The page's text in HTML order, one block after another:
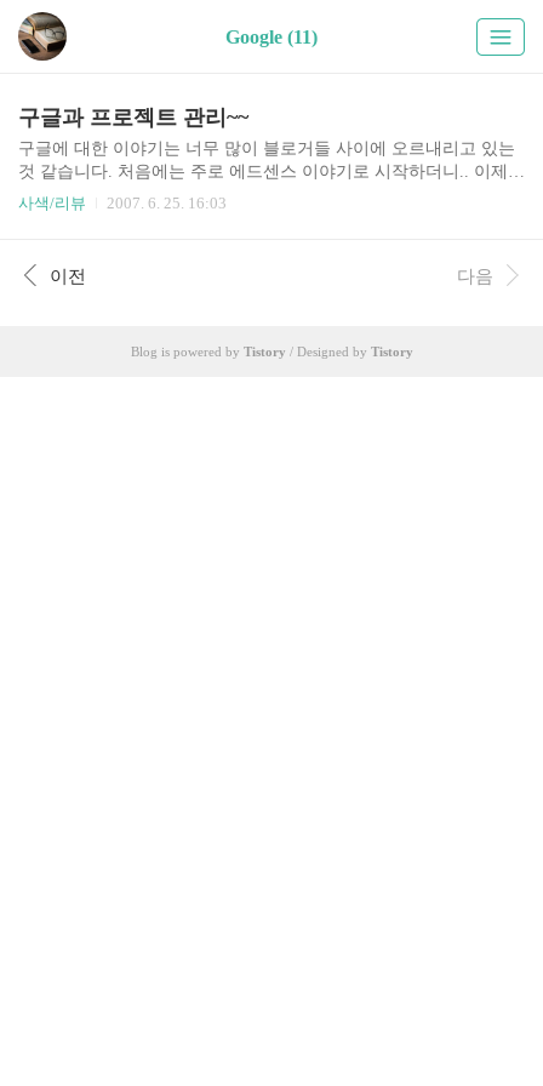
Google (11)
구글과 프로젝트 관리~~
구글에 대한 이야기는 너무 많이 블로거들 사이에 오르내리고 있는
것 같습니다. 처음에는 주로 에드센스 이야기로 시작하더니.. 이제는
구글 내부의 UI, 프로젝트 관리 등으로 확대되어 가는 분위입니다.
보기도 했지만.. 블로그를 통해 들어보는 구글 이야기도 나쁘지는 않
더군요.. 팔글의 이삼구님의 다음 글을 읽어보세요~ 구글의 이해되
이라고 보는 경향이 많은데, 구글은 그렇지 않다고 하는 이야기 입니
사색/리뷰 2007. 6. 25. 16:03
이전 다음
Blog is powered by Tistory / Designed by Tistory